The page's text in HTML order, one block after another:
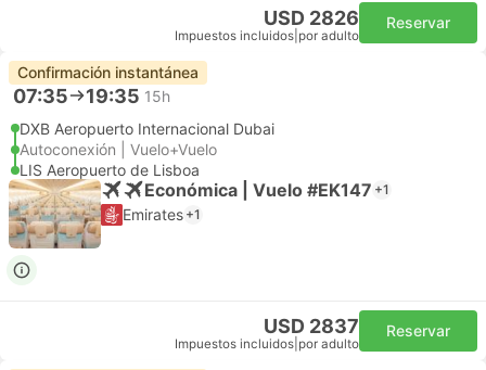
USD 2826
Impuestos incluidos por adulto
Reservar
Confirmación instantánea
07:35 19:35 15h
DXB Aeropuerto Internacional Dubai
Autoconexión | Vuelo+Vuelo
LIS Aeropuerto de Lisboa
Económica | Vuelo #EK147 +1
Emirates +1
USD 2837
Impuestos incluidos por adulto
Reservar